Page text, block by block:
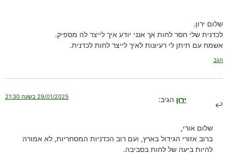
שלום ירון.
לכדנית שלי חסר לחות אך אנני יודע איך לייצר לה מספיק.
אשמח עם תיתן לי רעיונות לאיך לייצר לחות לכדנית.
הגב
ירון הגיב: 29/01/2025 בשעה 21:30
שלום אורי,
ברוב אזורי הגידול בארץ, ועם רוב הכדניות המסחריות, לא אמורה
להיות ביעה של לחות בסביבה.